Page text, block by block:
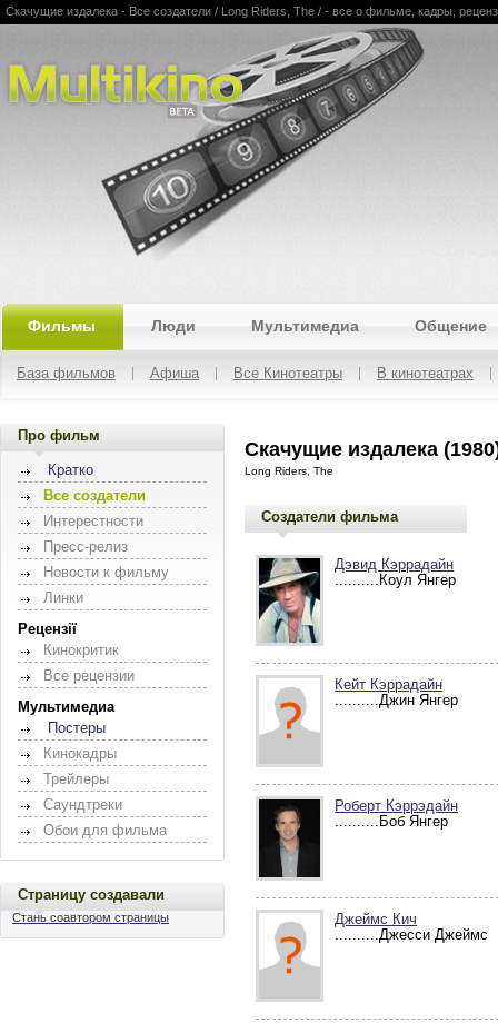
Multikino
Скачущие издалека - Все создатели / Long Riders, The / - все о фильме, кадры,
Фильмы Люди Мультимедиа Общение
База фильмов Афиша Все Кинотеатры В кинотеатрах
Про фильм
Кратко
Все создатели
Интерестности
Пресс-релиз
Новости к фильму
Линки
Рецензії
Кинокритик
Все рецензии
Мультимедиа
Постеры
Кинокадры
Трейлеры
Саундтреки
Обои для фильма
Страницу создавали
Стань соавтором страницы
Скачущие издалека
Long Riders, The
Создатели фильма
Дэвид Кэррадайн
..........Коул Янгер
Кейт Кэррадайн
..........Джин Янгер
Роберт Кэррэдайн
..........Боб Янгер
Джеймс Кич
..........Джесси Джеймс